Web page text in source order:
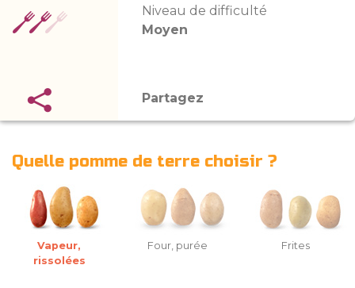
Niveau de difficulté
Moyen
Partagez
Quelle pomme de terre choisir ?
Vapeur,
rissolées
Four, purée Frites